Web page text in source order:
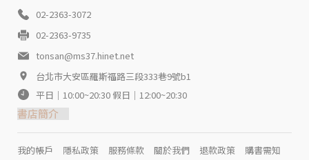
02-2363-3072
02-2363-9735
tonsan@ms37.hinet.net
台北市大安區羅斯福路三段333巷9號b1
平日｜10:00~20:30 假日｜12:00~20:30
書店簡介
我的帳戶 隱私政策 服務條款 關於我們 退款政策 購書需知